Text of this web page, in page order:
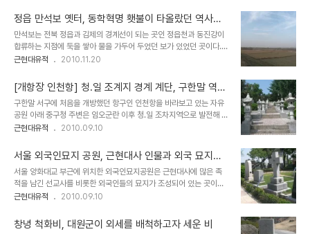
할만 것은 거의 찾아 보기 힘들다. 게다가 우금치전적기념..
던 전주까지는 산이라고는 찾아볼 수 없는 평야지대이다. 동학농민운
동 당시 전주에서 출발한 관군이 이 곳에 황토현 부근에서 넓은 평야지
대를 지켜보고 있던 동학농민군에게 크게 패한 장소이다. 황토현 전적
지에는 동학농민 운동을 말해주는 특별한 유적은 없고, 주변에 사당을
비롯하여 기념관, 학생수련원 등의 교육.전시시설들이 모여 있다. 넓은
있어 약간 설렁한 느낌이 들기는 하지만 구..
정읍 만석보 옛터, 동학혁명 횃불이 타올랐던 역사의
현장
만석보는 전북 정읍과 김제의 경계선이 되는 곳인 정읍천과 동진강이
합류하는 지점에 둑을 쌓아 물을 가두어 두었던 보가 있었던 곳이다.
구한말 탐관오리의 대명사인 고부군수 조병갑이 고을 백성들을 동원
말 동학혁명의 시발점이 되었던 역사적인 현장이다. 실제로 만석보를
쌓았던 지점을 보면 그 강폭이 그리 넓지 않고, 강을 막는데 동학혁명
이 일어날 정도 과중한 공사가 아니었음에도, 고부군수 조병갑의 탐욕
에 의해 누적된 불만이 폭발한 것으로 보인다. 이 지방에서는 당시에
만석보 상류에 농민들이 만들어 사용하던 보가 있었음에도 불구하고
이 눈앞에 보이는 듯하다. 만석보만 보아도 그의 ..
근현대유적 2010.11.20
[개항장 인천항] 청.일 조계지 경계 계단, 구한말 역사
적 의미가 남아 있는 곳
구한말 서구에 처음을 개방했던 항구인 인천항을 바라보고 있는 자유
공원 아래 중구청 주변은 임오군란 이후 청.일 조차지역으로 발전해 왔
다. 서쪽편 청나라 조차구역은 지금의 차이나타운으로 발전했으며, 동
많은 일본의 금융기관과 통상을 지원하는 무역회사들의 사무소들이
있었던 곳으로 당시의 건축물이 많이 남아 있는 역사적인 거리로 변모
해 있다. 두 구역의 경계가 되는 지점은 도로와 자유공원으로 올라가는
석조 계단이 만들어져 있으며, 계단에 올라서면 인천항이 내려다 보이
는 좋은 경관을 자랑하는 곳이다. 계간은 그리 높지 않은 편이며, 계단
사적 의미가 큰 곳이라 할 수 있다. 계단 동쪽편..
근현대유적 2010.09.10
서울 외국인묘지 공원, 근현대사 인물과 외국 묘지의
모습을 볼 수 있는 곳
서울 양화대교 부근에 위치한 외국인묘지공원은 근현대사에 많은 족
적을 남긴 선교사를 비롯한 외국인들의 묘지가 조성되어 있는 곳이다.
한국을 찾아서 사회발전에 많은 공헌을 했던 세계 각국 출신 인사들이
를 주는 곳이기도 하다. 근처에 있는 절두산 성당과 함께 한국에서 이
국적인 모습을 보여주는 작은 공원으로 역사적인 인물들의 업적과 정
근현대유적 2010.09.10
창녕 척화비, 대원군이 외세를 배척하고자 세운 비